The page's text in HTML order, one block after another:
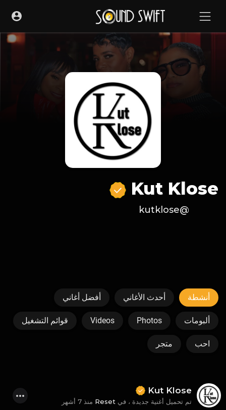
Kut Klose
@kutklose
أنشطة أحدث الأغاني أفضل أغاني
ألبومات Photos
Videos قوائم التشغيل
احب متجر
Kut Klose
تم تحميل أغنية جديدة ، في Reset منذ 7 أشهر